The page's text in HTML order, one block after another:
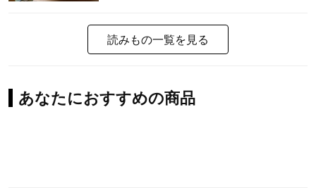
読みもの一覧を見る
あなたにおすすめの商品